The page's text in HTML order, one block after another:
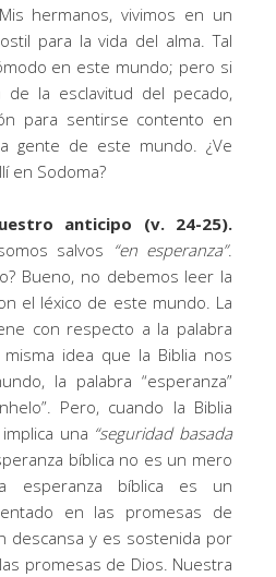
hermanos, vivimos en un
para la vida del alma. Tal
en este mundo; pero si
la esclavitud del pecado,
para sentirse contento en
gente de este mundo. ¿Ve
en Sodoma?
anticipo (v. 24-25).
salvos “en esperanza”.
Bueno, no debemos leer la
el léxico de este mundo. La
con respecto a la palabra
misma idea que la Biblia nos
la palabra “esperanza”
Pero, cuando la Biblia
una “seguridad basada
bíblica no es un mero
esperanza bíblica es un
en las promesas de
descansa y es sostenida por
promesas de Dios. Nuestra